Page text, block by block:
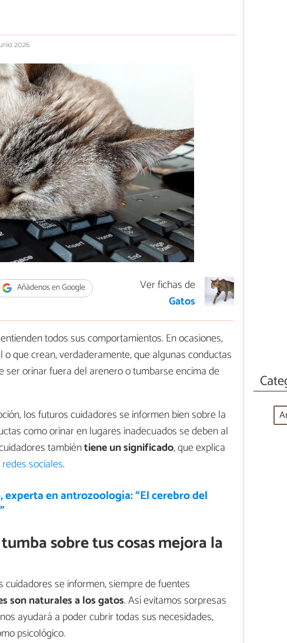
2026
Añádenos en Google
Ver fichas de
Gatos
todos sus comportamientos. En ocasiones,
que crean, verdaderamente, que algunas conductas
orinar fuera del arenero o tumbarse encima de
los futuros cuidadores se informen bien sobre la
como orinar en lugares inadecuados se deben al
tambiéntiene un significado, que explica
sociales.
experta en antrozoología: “El cerebro del
sobre tus cosas mejora la
se informen, siempre de fuentes
son naturales a los gatos. Así evitamos sorpresas
ayudará a poder cubrir todas sus necesidades,
psicológico.